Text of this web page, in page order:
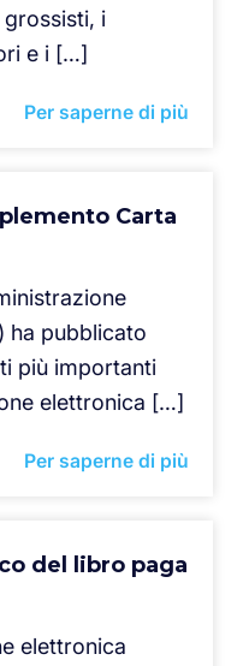
i
e i […]
Per saperne di più
Carta
ha pubblicato
più importanti
elettronica […]
Per saperne di più
del libro paga
elettronica